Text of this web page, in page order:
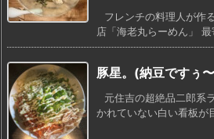
フレンチの料理人が作
店「海老丸らーめん」
豚星。(納豆ですぅ
元住吉の超絶品二郎系
かれていない白い看板が